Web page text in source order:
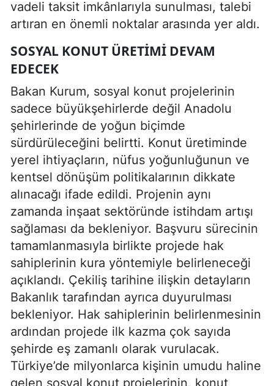
vadeli taksit imkânlarıyla sunulması, talebi
artıran en önemli noktalar arasında yer aldı.
SOSYAL KONUT ÜRETIMI DEVAM
EDECEK
Bakan Kurum, sosyal konut projelerinin
sadece büyükşehirlerde değil Anadolu
şehirlerinde de yoğun biçimde
sürdürüleceğini belirtti. Konut üretiminde
yerel ihtiyaçların, nüfus yoğunluğunun ve
kentsel dönüşüm politikalarının dikkate
alınacağı ifade edildi. Projenin aynı
zamanda inşaat sektöründe istihdam artışı
sağlaması da bekleniyor. Başvuru sürecinin
tamamlanmasıyla birlikte projede hak
sahiplerinin kura yöntemiyle belirleneceği
açıklandı. Çekiliş tarihine ilişkin detayların
Bakanlık tarafından ayrıca duyurulması
bekleniyor. Hak sahiplerinin belirlenmesinin
ardından projede ilk kazma çok sayıda
şehirde eş zamanlı olarak vurulacak.
Türkiye’de milyonlarca kişinin umudu haline
gelen sosyal konut projelerinin, konut